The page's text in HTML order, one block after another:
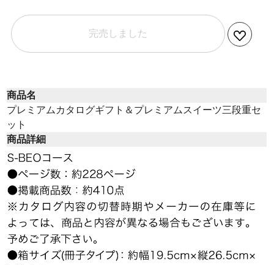
完売しました
商品名
プレミアムカタログギフト＆プレミアムスイーツ三段重セ
ット
商品詳細